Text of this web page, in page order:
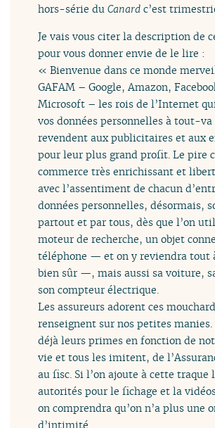
hors-série duCanard c’est
Je vais vous citer la description de
pour vous donner envie de le lire :
« Bienvenue dans ce monde
GAFAM – Google, Amazon,
Microsoft – les rois de l’Internet
vos données personnelles à tout-va
revendent aux publicitaires et aux
pour leur plus grand profit. Le pire
commerce très enrichissant et
avec l’assentiment de chacun
données personnelles, désormais,
partout et par tous, dès que l’on
moteur de recherche, un objet
téléphone — et on y reviendra tout
bien sûr —, mais aussi sa voiture,
son compteur électrique.
Les assureurs adorent ces
renseignent sur nos petites
déjà leurs primes en fonction de
vie et tous les imitent, de
au fisc. Si l’on ajoute à cette traque
autorités pour le fichage et la
on comprendra qu’on n’a plus une
d’intimité.